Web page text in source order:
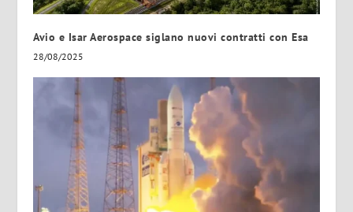
Avio e Isar Aerospace siglano nuovi contratti con Esa
28/08/2025